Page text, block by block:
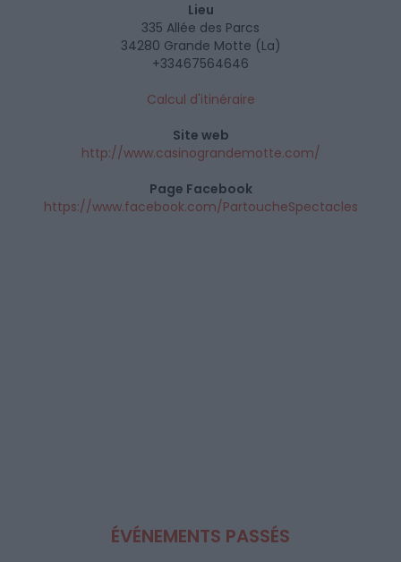
Lieu
335 Allée des Parcs
34280 Grande Motte (La)
+33467564646
Calcul d'itinéraire
Site web
http://www.casinograndemotte.com/
Page Facebook
https://www.facebook.com/PartoucheSpectacles
ÉVÉNEMENTS PASSÉS